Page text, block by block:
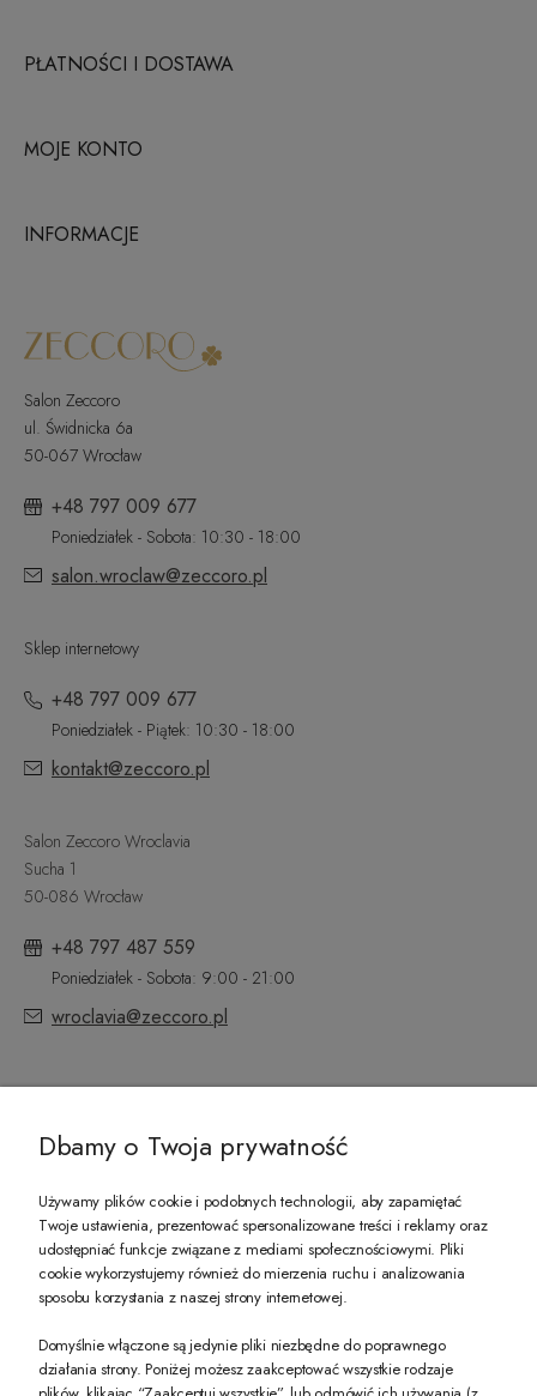
PŁATNOŚCI I DOSTAWA
MOJE KONTO
INFORMACJE
Salon Zeccoro
ul. Świdnicka 6a
50-067 Wrocław
+48 797 009 677
Poniedziałek - Sobota: 10:30 - 18:00
salon.wroclaw@zeccoro.pl
Sklep internetowy
+48 797 009 677
Poniedziałek - Piątek: 10:30 - 18:00
kontakt@zeccoro.pl
Salon Zeccoro Wroclavia
Sucha 1
50-086 Wrocław
+48 797 487 559
Poniedziałek - Sobota: 9:00 - 21:00
wroclavia@zeccoro.pl
PREZENT DLA CIEBIE!
-10% na pierwsze zakupy na zeccoro.pl Gdy zapiszesz się do naszego
Dbamy o Twoja prywatność
Używamy plików cookie i podobnych technologii, aby zapamiętać
Twoje ustawienia, prezentować spersonalizowane treści i reklamy oraz
udostępniać funkcje związane z mediami społecznościowymi. Pliki
cookie wykorzystujemy również do mierzenia ruchu i analizowania
sposobu korzystania z naszej strony internetowej.
Domyślnie włączone są jedynie pliki niezbędne do poprawnego
działania strony. Poniżej możesz zaakceptować wszystkie rodzaje